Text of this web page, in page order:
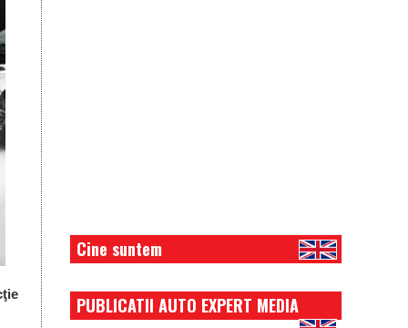
Cine suntem
PUBLICATII AUTO EXPERT MEDIA